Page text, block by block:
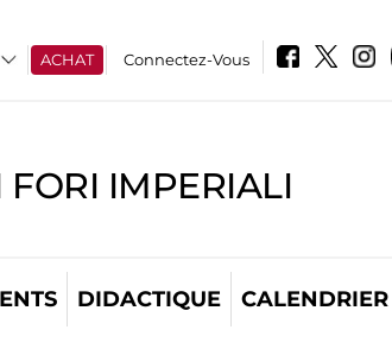
ACHAT Connectez-Vous
IMPERIALI
DIDACTIQUE CALENDRIER